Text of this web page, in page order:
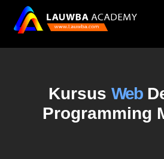
Kursus Web
Programming